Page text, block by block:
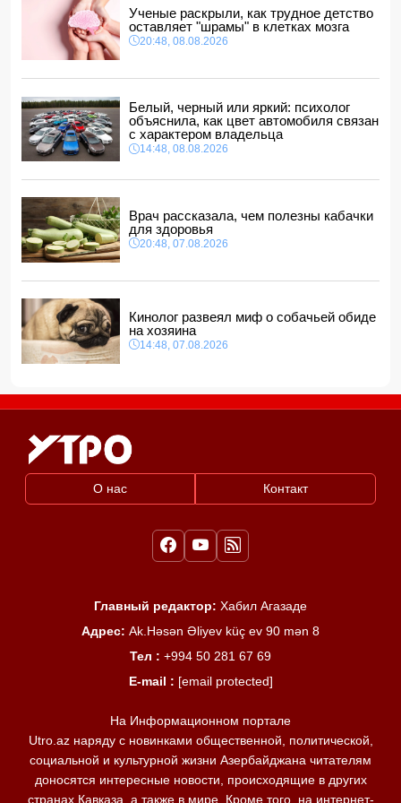
ВС РФ взяли под контроль Ивановку в Харьковской
области
14:04, 08.08.2026
Прогноз погоды в Азербайджане на 9 августа
14:00, 08.08.2026
Никол Пашинян позвонил Ильхаму Алиеву
12:48, 08.08.2026
СМИ: США ищут на Кубе фигуру для повторения
"венесуэльского сценария"
Ученые раскрыли, как трудное детство
оставляет "шрамы" в клетках мозга
20:48, 08.08.2026
Белый, черный или яркий: психолог
объяснила, как цвет автомобиля связан
с характером владельца
14:48, 08.08.2026
Врач рассказала, чем полезны кабачки
для здоровья
20:48, 07.08.2026
Кинолог развеял миф о собачьей обиде
на хозяина
14:48, 07.08.2026
О нас Контакт
Главный редактор: Хабил Агазаде
Адрес: Ak.Həsən Əliyev küç ev 90 mən 8
Тел : +994 50 281 67 69
E-mail : [email protected]
На Информационном портале
Utro.az наряду с новинками общественной, политической,
социальной и культурной жизни Азербайджана читателям
доносятся интересные новости, происходящие в других
странах Кавказа, а также в мире. Кроме того, на интернет-